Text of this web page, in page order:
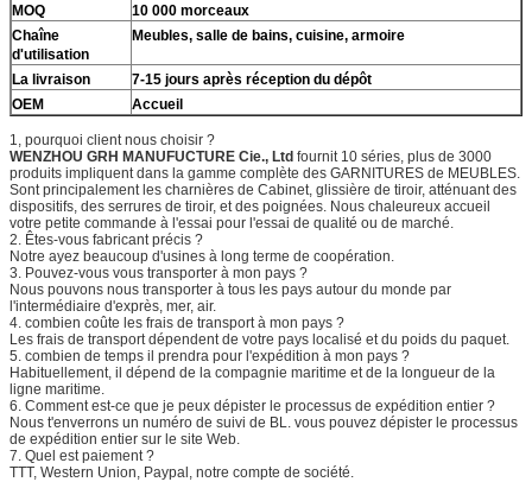
MOQ
10 000 morceaux
Chaîne
d'utilisation
Meubles, salle de bains, cuisine, armoire
La livraison
7-15 jours après réception du dépôt
OEM
Accueil
1, pourquoi client nous choisir ?
WENZHOU GRH MANUFUCTURE Cie., Ltd fournit 10 séries, plus de 3000
produits impliquent dans la gamme complète des GARNITURES de MEUBLES.
Sont principalement les charnières de Cabinet, glissière de tiroir, atténuant des
dispositifs, des serrures de tiroir, et des poignées. Nous chaleureux accueil
votre petite commande à l'essai pour l'essai de qualité ou de marché.
2. Êtes-vous fabricant précis ?
Notre ayez beaucoup d'usines à long terme de coopération.
3. Pouvez-vous vous transporter à mon pays ?
Nous pouvons nous transporter à tous les pays autour du monde par
l'intermédiaire d'exprès, mer, air.
4. combien coûte les frais de transport à mon pays ?
Les frais de transport dépendent de votre pays localisé et du poids du paquet.
5. combien de temps il prendra pour l'expédition à mon pays ?
Habituellement, il dépend de la compagnie maritime et de la longueur de la
ligne maritime.
6. Comment est-ce que je peux dépister le processus de expédition entier ?
Nous t'enverrons un numéro de suivi de BL. vous pouvez dépister le processus
de expédition entier sur le site Web.
7. Quel est paiement ?
TTT, Western Union, Paypal, notre compte de société.